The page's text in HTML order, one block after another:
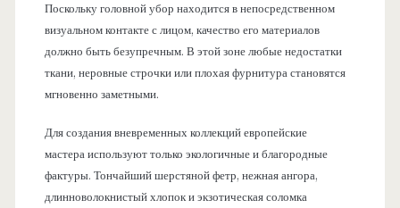
Поскольку головной убор находится в непосредственном
визуальном контакте с лицом, качество его материалов
должно быть безупречным. В этой зоне любые недостатки
ткани, неровные строчки или плохая фурнитура становятся
мгновенно заметными.
Для создания вневременных коллекций европейские
мастера используют только экологичные и благородные
фактуры. Тончайший шерстяной фетр, нежная ангора,
длинноволокнистый хлопок и экзотическая соломка